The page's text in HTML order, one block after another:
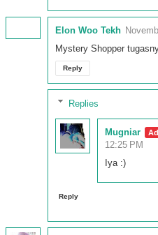
Elon Woo Tekh
Mystery Shopper
Reply
Replies
Mugniar
12:25 PM
Iya :)
Reply